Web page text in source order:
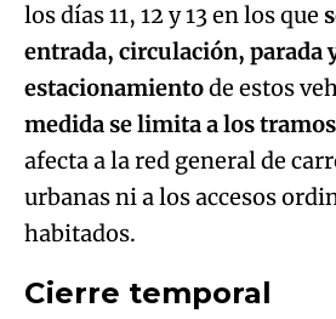
los días 11, 12 y 13 en los que
entrada, circulación, parada
estacionamientode estos
medida se limita a los
afecta a la red general de
urbanas ni a los accesos
habitados.
Cierre temporal